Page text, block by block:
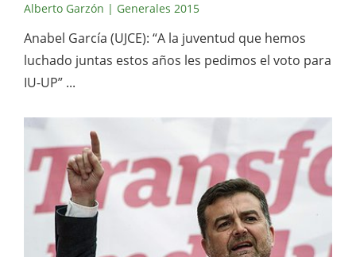
Alberto Garzón | Generales 2015
Anabel García (UJCE): “A la juventud que hemos
luchado juntas estos años les pedimos el voto para
IU-UP” ...